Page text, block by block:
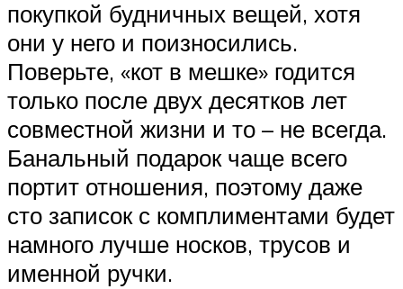
покупкой будничных вещей, хотя
они у него и поизносились.
Поверьте, «кот в мешке» годится
только после двух десятков лет
совместной жизни и то – не всегда.
Банальный подарок чаще всего
портит отношения, поэтому даже
сто записок с комплиментами будет
намного лучше носков, трусов и
именной ручки.